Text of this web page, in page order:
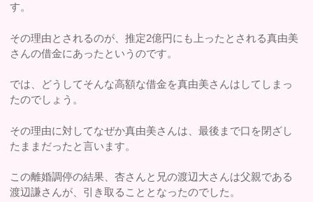
す。
その理由とされるのが、推定2億円にも上ったとされる真由美
さんの借金にあったというのです。
では、どうしてそんな高額な借金を真由美さんはしてしまっ
たのでしょう。
その理由に対してなぜか真由美さんは、最後まで口を閉ざし
たままだったと言います。
この離婚調停の結果、杏さんと兄の渡辺大さんは父親である
渡辺謙さんが、引き取ることとなったのでした。